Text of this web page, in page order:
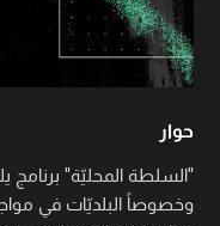
حوار
"السلطة المحليّة" برنامج
وخصوصاً البلديّات في